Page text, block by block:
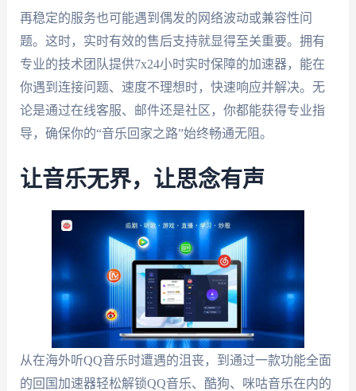
再稳定的服务也可能遇到偶发的网络波动或兼容性问
题。这时，实时有效的售后支持就显得至关重要。拥有
专业的技术团队提供7x24小时实时保障的加速器，能在
你遇到连接问题、速度不理想时，快速响应并解决。无
论是通过在线客服、邮件还是社区，你都能获得专业指
导，确保你的“音乐回家之路”始终畅通无阻。
让音乐无界，让思念有声
从在海外听QQ音乐时遭遇的沮丧，到通过一款功能全面
的回国加速器轻松解锁QQ音乐、酷狗、咪咕音乐在内的